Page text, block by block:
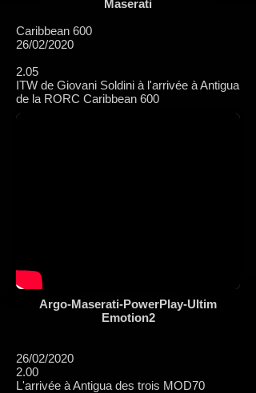
Maserati
Caribbean 600
26/02/2020
2.05
ITW de Giovani Soldini à l'arrivée à Antigua
de la RORC Caribbean 600
Argo-Maserati-PowerPlay-Ultim
Emotion2
26/02/2020
2.00
L'arrivée à Antigua des trois MOD70